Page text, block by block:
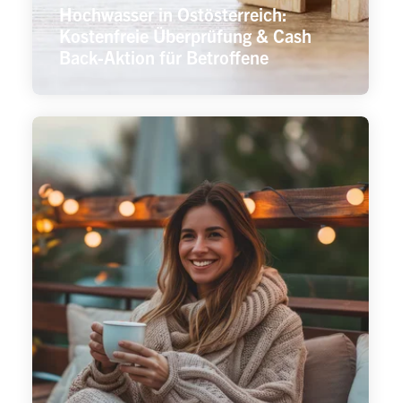
Hochwasser in Ostösterreich:
Kostenfreie Überprüfung & Cash
Back-Aktion für Betroffene